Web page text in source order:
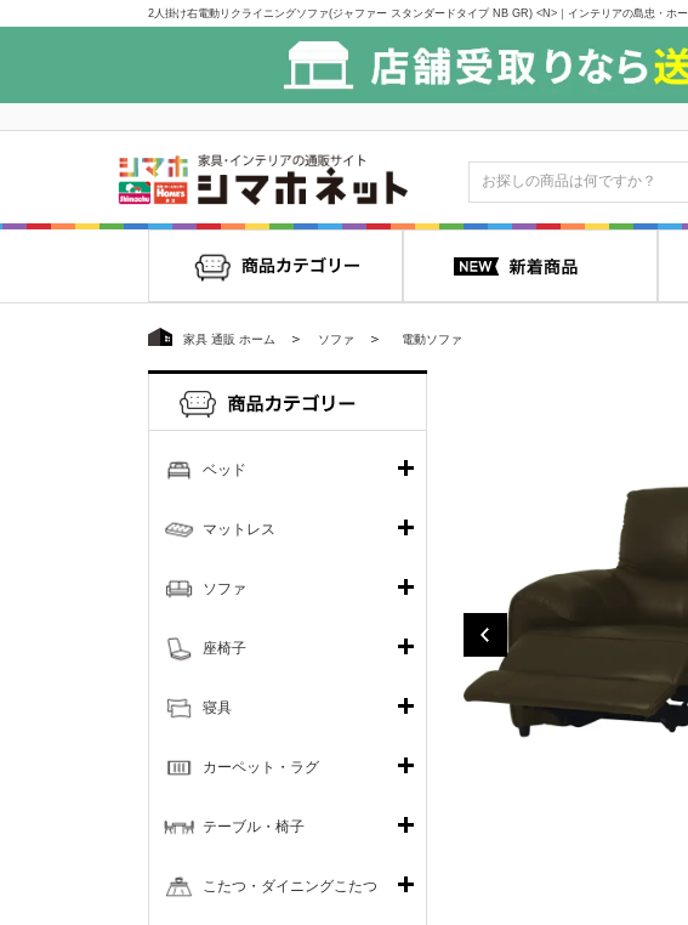
家具 通販 ホーム ソファ 電動ソファ
ベッド
マットレス
ソファ
寝具
座椅子
カーペット・ラグ
テーブル・椅子
こたつ・ダイニングこたつ